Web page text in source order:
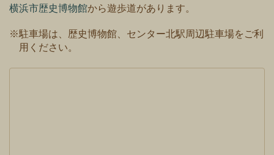
横浜市歴史博物館から遊歩道があります。
※駐車場は、歴史博物館、センター北駅周辺駐車場をご利
用ください。